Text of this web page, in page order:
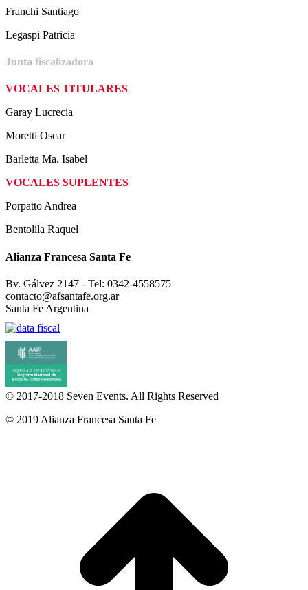
Franchi Santiago
Legaspi Patricia
Junta fiscalizadora
VOCALES TITULARES
Garay Lucrecia
Moretti Oscar
Barletta Ma. Isabel
VOCALES SUPLENTES
Porpatto Andrea
Bentolila Raquel
Alianza Francesa Santa Fe
Bv. Gálvez 2147 - Tel: 0342-4558575
contacto@afsantafe.org.ar
Santa Fe Argentina
© 2017-2018 Seven Events. All Rights Reserved
© 2019 Alianza Francesa Santa Fe